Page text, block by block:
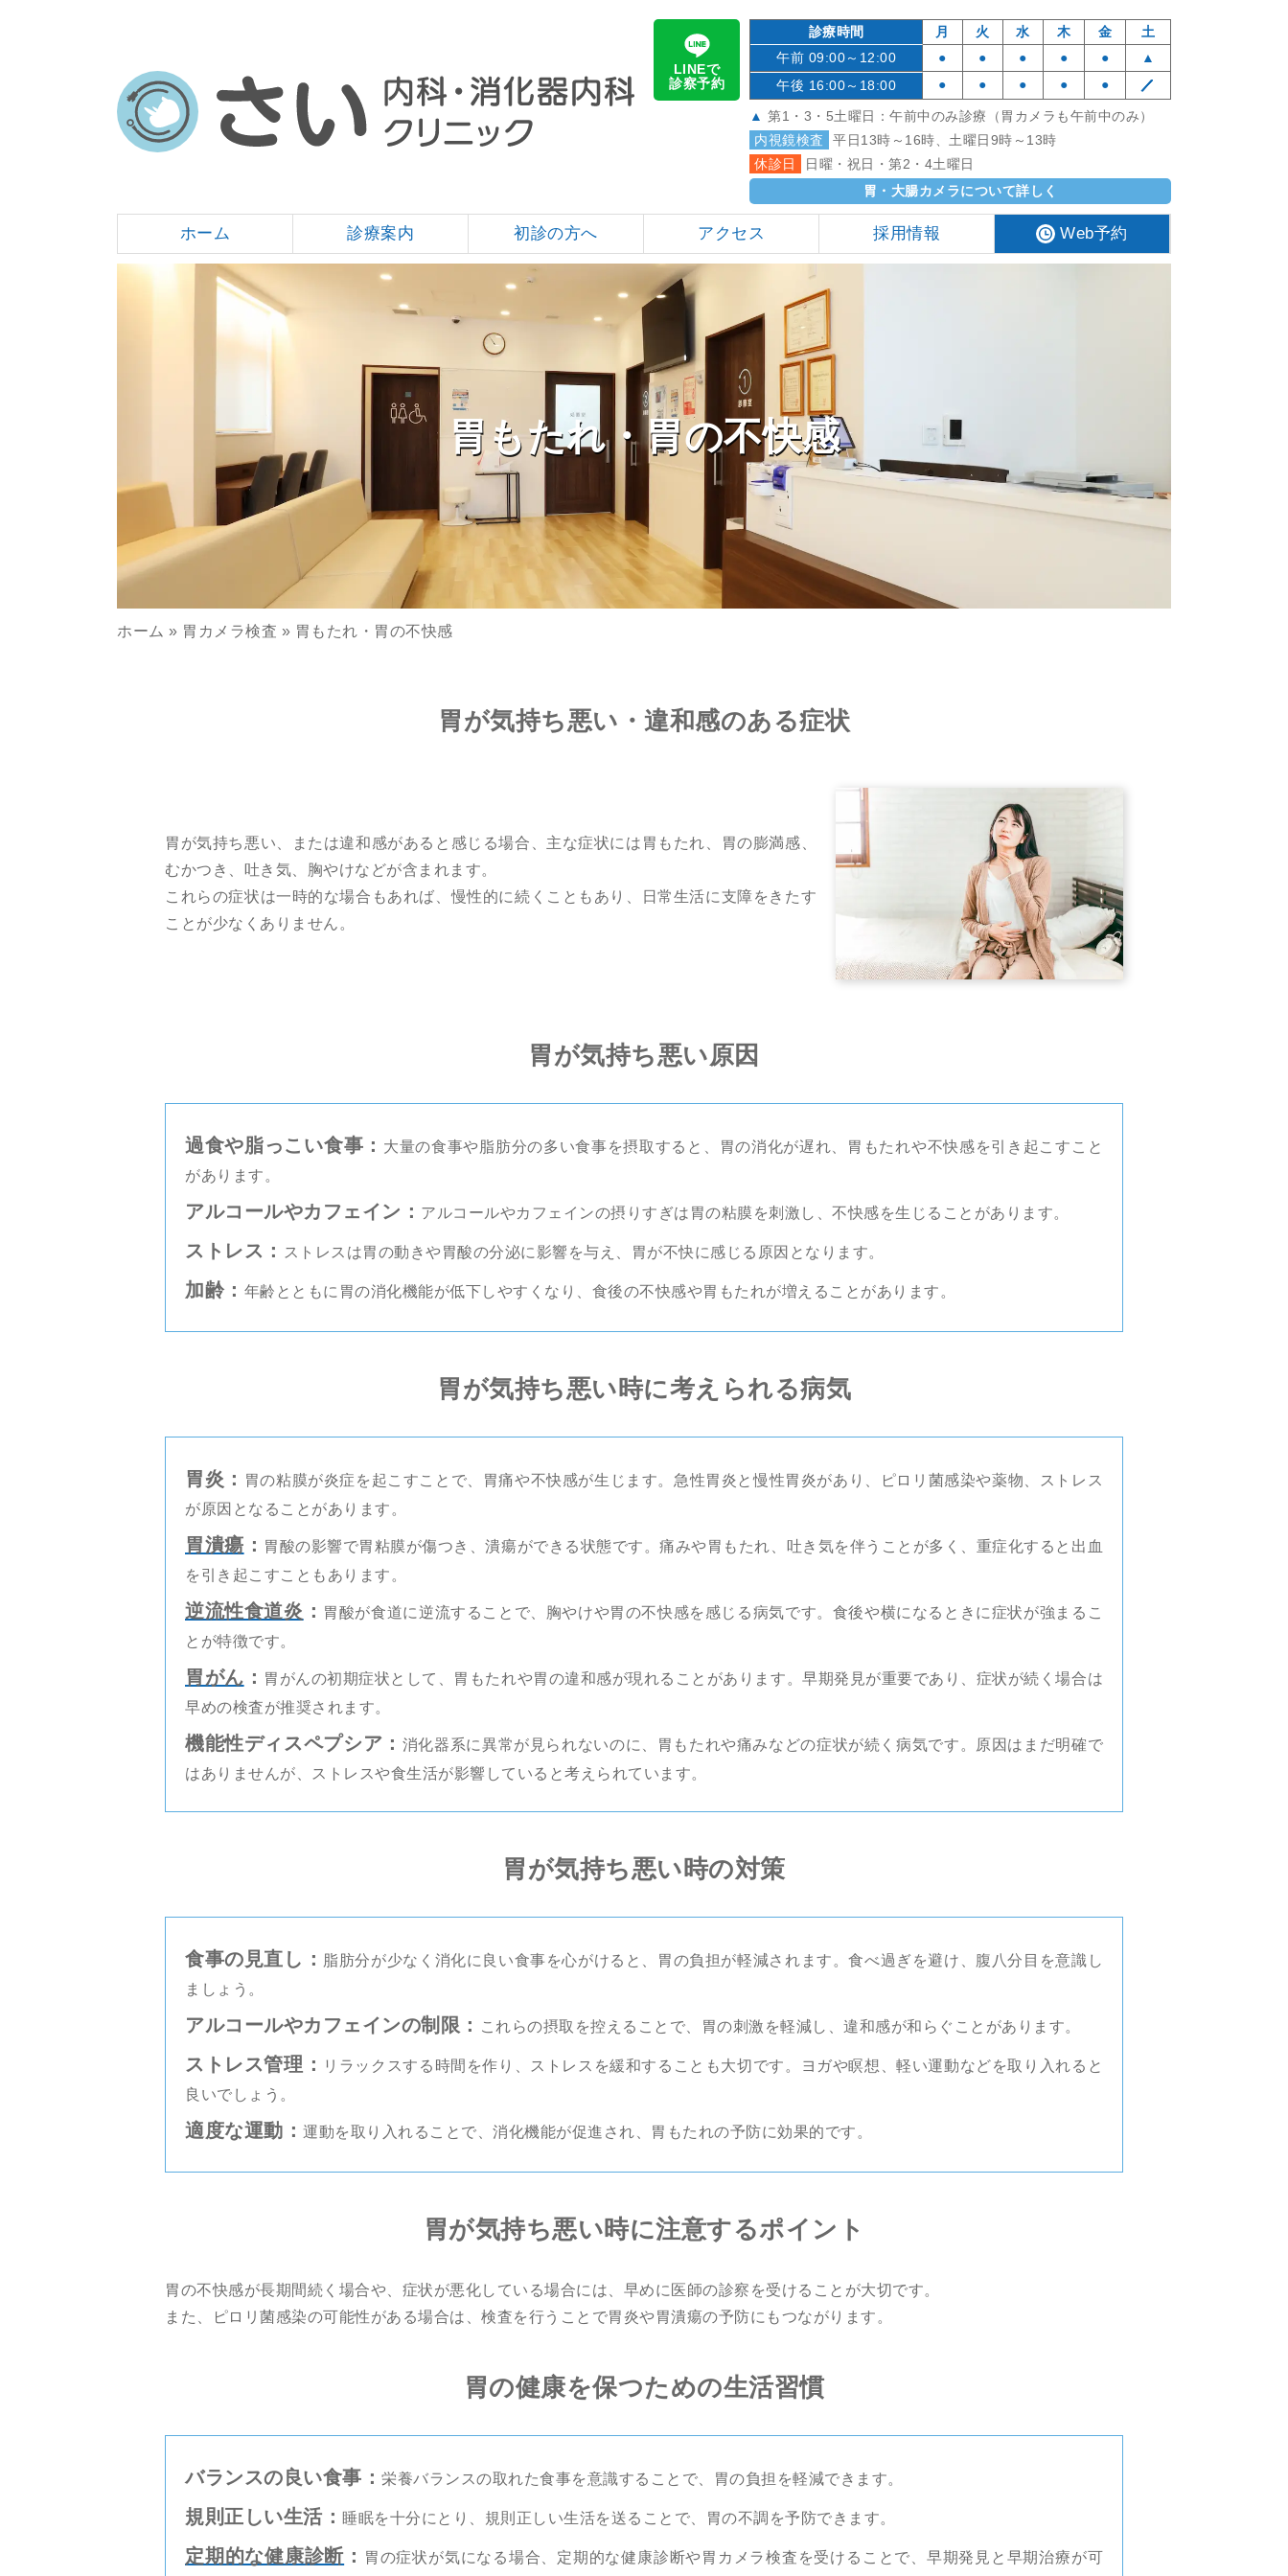
診療時間 月 火 水 木 金
土
午前 09:00～12:00
● ● ● ● ●
▲
午後 16:00～18:00
● ● ● ● ● ／
▲ 第1・3・5土曜日：午前中のみ診療（胃カメラも午前中のみ）
内視鏡検査
平日13時～16時、土曜日9時～13時
休診日
日曜・祝日・第2・4土曜日
胃・大腸カメラについて詳しく
LINEで
診察予約
ホーム 診療案内 初診の方へ アクセス 採用情報 Web予約
胃もたれ・胃の不快感
ホーム » 胃カメラ検査 » 胃もたれ・胃の不快感
胃が気持ち悪い・違和感のある症状
胃が気持ち悪い、または違和感があると感じる場合、主な症状には胃もたれ、胃の膨満感、
むかつき、吐き気、胸やけなどが含まれます。
これらの症状は一時的な場合もあれば、慢性的に続くこともあり、日常生活に支障をきたす
ことが少なくありません。
胃が気持ち悪い原因
過食や脂っこい食事： 大量の食事や脂肪分の多い食事を摂取すると、胃の消化が遅れ、胃もたれや不快感を引き起こすこと
があります。
アルコールやカフェイン： アルコールやカフェインの摂りすぎは胃の粘膜を刺激し、不快感を生じることがあります。
ストレス： ストレスは胃の動きや胃酸の分泌に影響を与え、胃が不快に感じる原因となります。
加齢： 年齢とともに胃の消化機能が低下しやすくなり、食後の不快感や胃もたれが増えることがあります。
胃が気持ち悪い時に考えられる病気
胃炎：
胃の粘膜が炎症を起こすことで、胃痛や不快感が生じます。急性胃炎と慢性胃炎があり、ピロリ菌感染や薬物、ストレス
が原因となることがあります。
胃潰瘍 ： 胃酸の影響で胃粘膜が傷つき、潰瘍ができる状態です。痛みや胃もたれ、吐き気を伴うことが多く、重症化すると出血
を引き起こすこともあります。
逆流性食道炎 ： 胃酸が食道に逆流することで、胸やけや胃の不快感を感じる病気です。食後や横になるときに症状が強まるこ
とが特徴です。
胃がん ： 胃がんの初期症状として、胃もたれや胃の違和感が現れることがあります。早期発見が重要であり、症状が続く場合は
早めの検査が推奨されます。
機能性ディスペプシア： 消化器系に異常が見られないのに、胃もたれや痛みなどの症状が続く病気です。原因はまだ明確で
はありませんが、ストレスや食生活が影響していると考えられています。
胃が気持ち悪い時の対策
食事の見直し：
脂肪分が少なく消化に良い食事を心がけると、胃の負担が軽減されます。食べ過ぎを避け、腹八分目を意識し
ましょう。
アルコールやカフェインの制限： これらの摂取を控えることで、胃の刺激を軽減し、違和感が和らぐことがあります。
ストレス管理：
リラックスする時間を作り、ストレスを緩和することも大切です。ヨガや瞑想、軽い運動などを取り入れると
良いでしょう。
適度な運動： 運動を取り入れることで、消化機能が促進され、胃もたれの予防に効果的です。
胃が気持ち悪い時に注意するポイント
胃の不快感が長期間続く場合や、症状が悪化している場合には、早めに医師の診察を受けることが大切です。
また、ピロリ菌感染の可能性がある場合は、検査を行うことで胃炎や胃潰瘍の予防にもつながります。
胃の健康を保つための生活習慣
バランスの良い食事： 栄養バランスの取れた食事を意識することで、胃の負担を軽減できます。
規則正しい生活： 睡眠を十分にとり、規則正しい生活を送ることで、胃の不調を予防できます。
定期的な健康診断 ： 胃の症状が気になる場合、定期的な健康診断や胃カメラ検査を受けることで、早期発見と早期治療が可